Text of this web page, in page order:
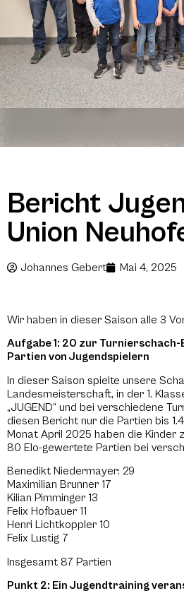
Bericht
Union
Johannes Gebert Mai 4, 2025
Wir haben in dieser Saison alle 3
Aufgabe 1: 20 zur
Partien von Jugendspielern
In dieser Saison spielte unsere
Landesmeisterschaft, in der 1.
„JUGEND“ und bei verschiedene
diesen Bericht nur die Partien bis
Monat April 2025 haben die Kinder
80 Elo-gewertete Partien bei
Benedikt Niedermayer: 29
Maximilian Brunner 17
Kilian Pimminger 13
Felix Hofbauer 11
Henri Lichtkoppler 10
Felix Lustig 7
Insgesamt 87 Partien
Punkt 2: Ein Jugendtraining